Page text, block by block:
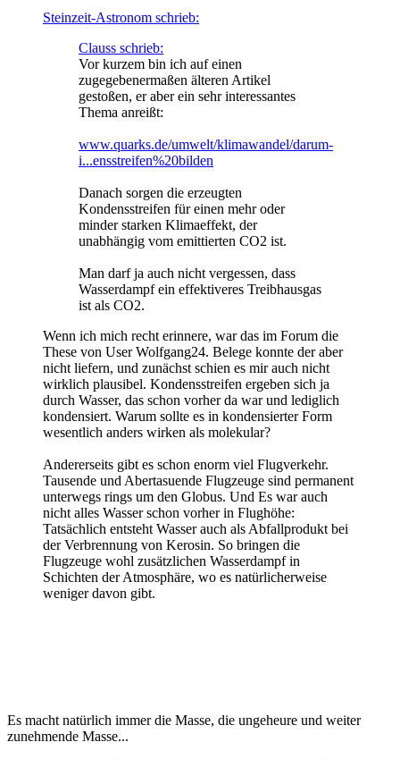
Steinzeit-Astronom schrieb:
Clauss schrieb:
Vor kurzem bin ich auf einen
zugegebenermaßen älteren Artikel
gestoßen, er aber ein sehr interessantes
Thema anreißt:
www.quarks.de/umwelt/klimawandel/darum-
i...ensstreifen%20bilden
Danach sorgen die erzeugten
Kondensstreifen für einen mehr oder
minder starken Klimaeffekt, der
unabhängig vom emittierten CO2 ist.
Man darf ja auch nicht vergessen, dass
Wasserdampf ein effektiveres Treibhausgas
ist als CO2.
Wenn ich mich recht erinnere, war das im Forum die
These von User Wolfgang24. Belege konnte der aber
nicht liefern, und zunächst schien es mir auch nicht
wirklich plausibel. Kondensstreifen ergeben sich ja
durch Wasser, das schon vorher da war und lediglich
kondensiert. Warum sollte es in kondensierter Form
wesentlich anders wirken als molekular?
Andererseits gibt es schon enorm viel Flugverkehr.
Tausende und Abertasuende Flugzeuge sind permanent
unterwegs rings um den Globus. Und Es war auch
nicht alles Wasser schon vorher in Flughöhe:
Tatsächlich entsteht Wasser auch als Abfallprodukt bei
der Verbrennung von Kerosin. So bringen die
Flugzeuge wohl zusätzlichen Wasserdampf in
Schichten der Atmosphäre, wo es natürlicherweise
weniger davon gibt.
Es macht natürlich immer die Masse, die ungeheure und weiter
zunehmende Masse...